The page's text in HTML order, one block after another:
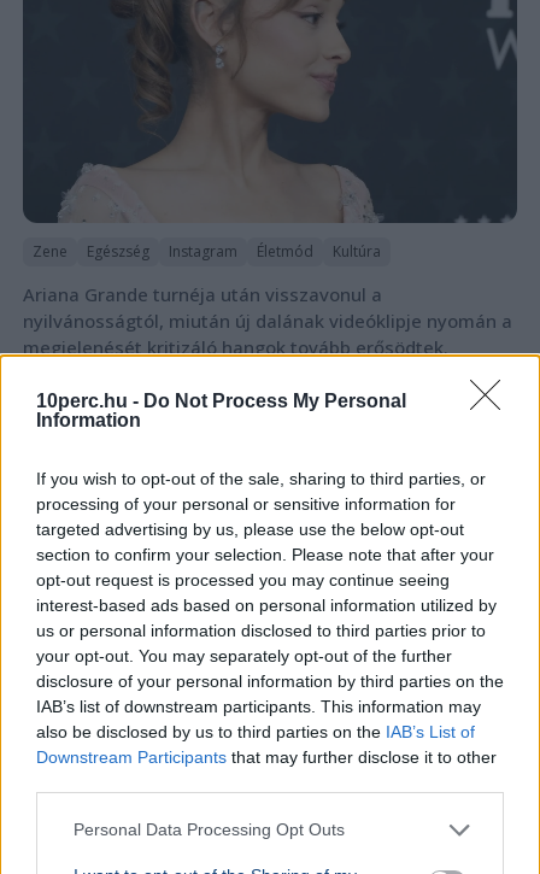
10perc.hu - Do Not Process My Personal
Information
If you wish to opt-out of the sale, sharing to third parties, or
processing of your personal or sensitive information for
targeted advertising by us, please use the below opt-out
section to confirm your selection. Please note that after your
opt-out request is processed you may continue seeing
interest-based ads based on personal information utilized by
us or personal information disclosed to third parties prior to
your opt-out. You may separately opt-out of the further
disclosure of your personal information by third parties on the
IAB’s list of downstream participants. This information may
also be disclosed by us to third parties on the IAB’s List of
Downstream Participants that may further disclose it to other
Personal Data Processing Opt Outs
Zene Egészség Instagram Életmód Kultúra
Ariana Grande turnéja után visszavonul a
nyilvánosságtól, miután új dalának videóklipje nyomán a
megjelenését kritizáló hangok tovább erősödtek.
KULTÚRA 2026. augusztus 3.
ritkán látni ilyet